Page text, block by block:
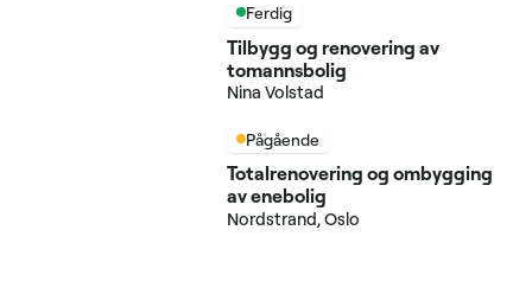
Ferdig
Tilbygg og renovering av
tomannsbolig
Nina Volstad
Pågående
Totalrenovering og ombygging
av enebolig
Nordstrand, Oslo